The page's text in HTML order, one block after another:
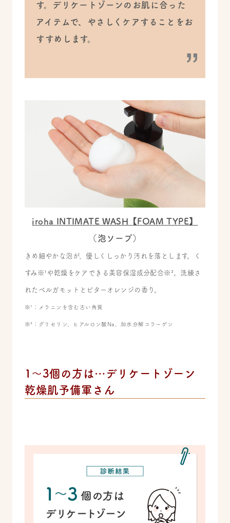
す。デリケートゾーンのお肌に合った
アイテムで、やさしくケアすることをお
すすめします。
iroha INTIMATE WASH【FOAM TYPE】
（泡ソープ）
きめ細やかな泡が、優しくしっかり汚れを落とします。 く
すみ※¹や乾燥をケアできる美容保湿成分配合※²。洗練さ
れたベルガモットとビターオレンジの香り。
※¹：メラニンを含む古い角質
※²：グリセリン、ヒアルロン酸Na、加水分解コラーゲン
1～3個の方は…デリケートゾーン
乾燥肌予備軍さん